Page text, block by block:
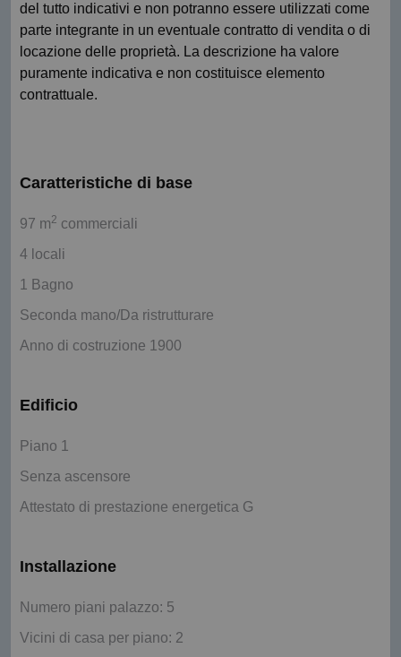
del tutto indicativi e non potranno essere utilizzati come
parte integrante in un eventuale contratto di vendita o di
locazione delle proprietà. La descrizione ha valore
puramente indicativa e non costituisce elemento
contrattuale.
Caratteristiche di base
97 m2 commerciali
4 locali
1 Bagno
Seconda mano/Da ristrutturare
Anno di costruzione 1900
Edificio
Piano 1
Senza ascensore
Attestato di prestazione energetica G
Installazione
Numero piani palazzo: 5
Vicini di casa per piano: 2